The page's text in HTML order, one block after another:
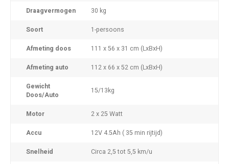
Draagvermogen 30 kg
Soort 1-persoons
Afmeting doos 111 x 56 x 31 cm (LxBxH)
Afmeting auto 112 x 66 x 52 cm (LxBxH)
Gewicht
Doos/Auto
15/13kg
Motor 2 x 25 Watt
Accu 12V 4.5Ah ( 35 min rijtijd)
Snelheid Circa 2,5 tot 5,5 km/u